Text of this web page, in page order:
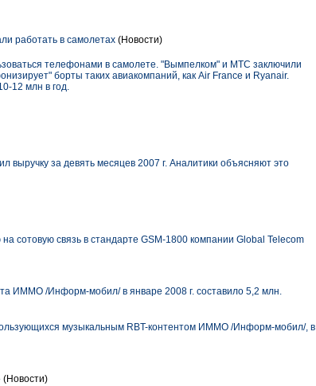
работать в самолетах (Новости)
телефонами в самолете. "Вымпелком" и МТС заключили
борты таких авиакомпаний, как Air France и Ryanair.
12 млн в год.
выручку за девять месяцев 2007 г. Аналитики объясняют это
сотовую связь в стандарте GSM-1800 компании Global Telecom
ИММО /Информ-мобил/ в январе 2008 г. составило 5,2 млн.
музыкальным RBT-контентом ИММО /Информ-мобил/, в
(Новости)